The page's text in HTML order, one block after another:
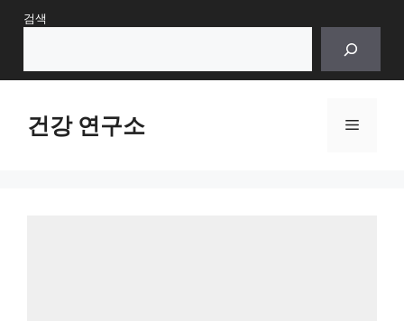
Skip검색
건강 연구소 Menu